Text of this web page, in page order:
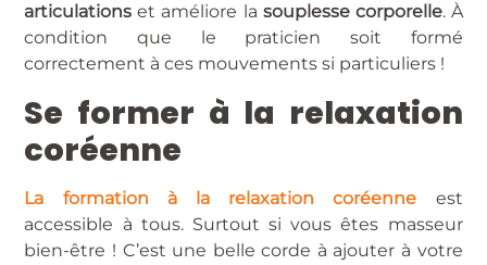
articulations et améliore la souplesse corporelle. À
condition que le praticien soit formé
correctement à ces mouvements si particuliers !
Se former à la relaxation
coréenne
La formation à la relaxation coréenne est
accessible à tous. Surtout si vous êtes masseur
bien-être ! C’est une belle corde à ajouter à votre